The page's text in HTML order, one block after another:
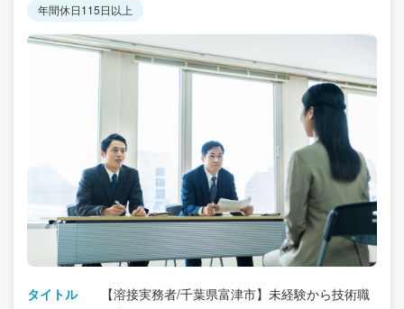
年間休日115日以上
タイトル
【溶接実務者/千葉県富津市】未経験から技術職